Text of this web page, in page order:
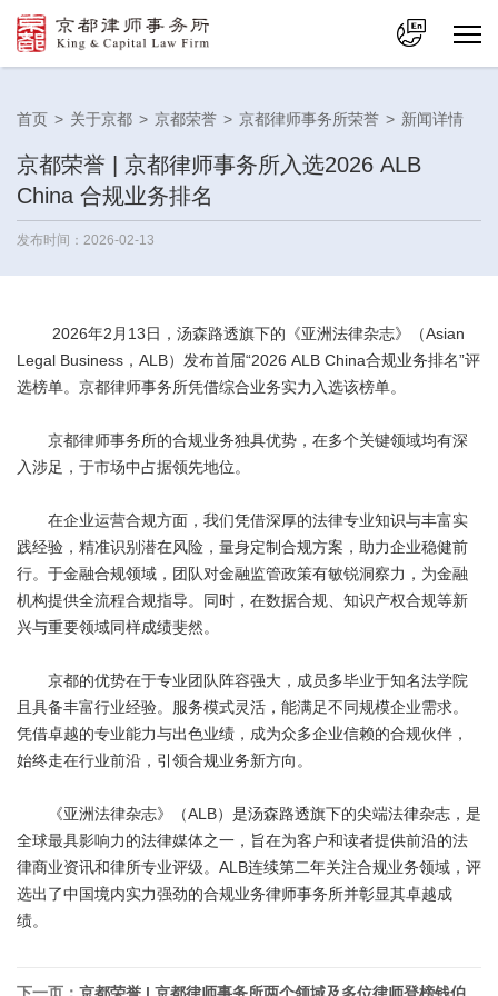
首页 > 关于京都 > 京都荣誉 > 京都律师事务所荣誉 > 新闻详情
京都荣誉 | 京都律师事务所入选2026 ALB
China 合规业务排名
发布时间：2026-02-13
2026年2月13日，汤森路透旗下的《亚洲法律杂志》（Asian
Legal Business，ALB）发布首届“2026 ALB China合规业务排名”评
选榜单。京都律师事务所凭借综合业务实力入选该榜单。
京都律师事务所的合规业务独具优势，在多个关键领域均有深
入涉足，于市场中占据领先地位。
在企业运营合规方面，我们凭借深厚的法律专业知识与丰富实
践经验，精准识别潜在风险，量身定制合规方案，助力企业稳健前
行。于金融合规领域，团队对金融监管政策有敏锐洞察力，为金融
机构提供全流程合规指导。同时，在数据合规、知识产权合规等新
兴与重要领域同样成绩斐然。
京都的优势在于专业团队阵容强大，成员多毕业于知名法学院
且具备丰富行业经验。服务模式灵活，能满足不同规模企业需求。
凭借卓越的专业能力与出色业绩，成为众多企业信赖的合规伙伴，
始终走在行业前沿，引领合规业务新方向。
《亚洲法律杂志》（ALB）是汤森路透旗下的尖端法律杂志，是
全球最具影响力的法律媒体之一，旨在为客户和读者提供前沿的法
律商业资讯和律所专业评级。ALB连续第二年关注合规业务领域，评
选出了中国境内实力强劲的合规业务律师事务所并彰显其卓越成
绩。